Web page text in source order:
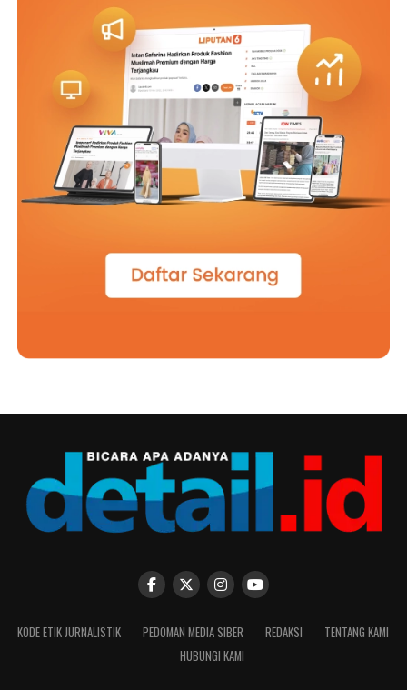
KODE ETIK JURNALISTIK PEDOMAN MEDIA SIBER REDAKSI
TENTANG KAMI
HUBUNGI KAMI